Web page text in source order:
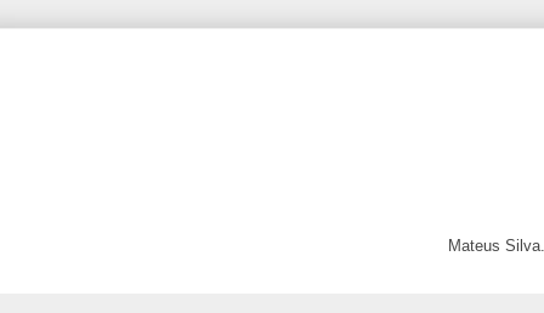
Mateus